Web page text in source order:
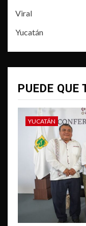
Viral
Yucatán
PUEDE QUE
YUCATÁN